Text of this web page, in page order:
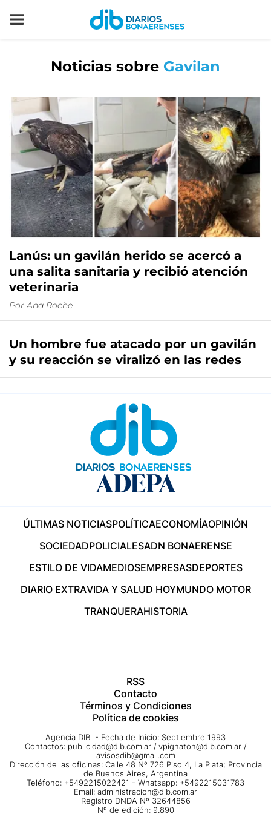
Noticias sobre Gavilan
Lanús: un gavilán herido se acercó a
una salita sanitaria y recibió atención
veterinaria
Por Ana Roche
Un hombre fue atacado por un gavilán
y su reacción se viralizó en las redes
ÚLTIMAS NOTICIASPOLÍTICAECONOMÍAOPINIÓN
SOCIEDADPOLICIALESADN BONAERENSE
ESTILO DE VIDAMEDIOSEMPRESASDEPORTES
DIARIO EXTRAVIDA Y SALUD HOYMUNDO MOTOR
TRANQUERAHISTORIA
RSS
Contacto
Términos y Condiciones
Política de cookies
Agencia DIB - Fecha de Inicio: Septiembre 1993
Contactos: publicidad@dib.com.ar / vpignaton@dib.com.ar /
avisosdib@gmail.com
Dirección de las oficinas: Calle 48 Nº 726 Piso 4, La Plata; Provincia
de Buenos Aires, Argentina
Teléfono: +5492215022421 - Whatsapp: +5492215031783
Email: administracion@dib.com.ar
Registro DNDA Nº 32644856
Nº de edición: 9.890